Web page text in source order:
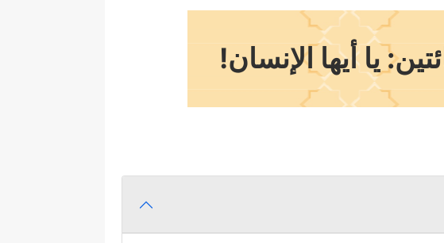
يا أيها الإنسان!